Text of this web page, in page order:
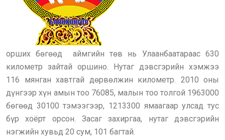
орших бөгөөд аймгийн төв нь Улаанбаатараас 630
километр зайтай оршино. Нутаг дэвсгэрийн хэмжээ
116 мянган хавтгай дөрвөлжин километр. 2010 оны
дүнгээр хүн амын тоо 76085, малын тоо толгой 1963000
бөгөөд 30100 тэмээгээр, 1213300 ямаагаар улсад тус
бүр хоёрт орсон. Засаг захиргаа, нутаг дэвсгэрийн
нэгжийн хувьд 20 сум, 101 багтай.